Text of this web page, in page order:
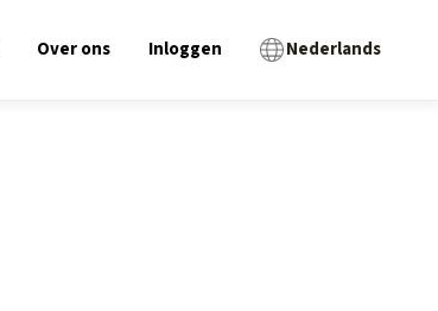
Over ons Inloggen Nederlands